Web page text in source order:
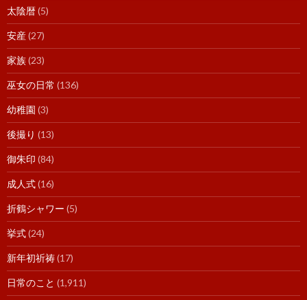
太陰暦(5)
安産(27)
家族(23)
巫女の日常 (136)
幼稚園 (3)
後撮り (13)
御朱印 (84)
成人式(16)
折鶴シャワー (5)
挙式(24)
新年初祈祷(17)
日常のこと (1,911)